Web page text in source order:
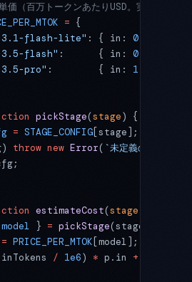
（百万トークンあたりUSD。実際の値は
= {
flash-lite"
: { in: 0.10
flash"
:      { in: 0.30
pro"
:        { in: 1.25
pickStage(stage) {
= STAGE_CONFIG[stage];
throw new Error( `未定義の工程で
estimateCost(stage
model } = pickStage(stage);
= PRICE_PER_MTOK [model];
/ 1e6) * p.in +